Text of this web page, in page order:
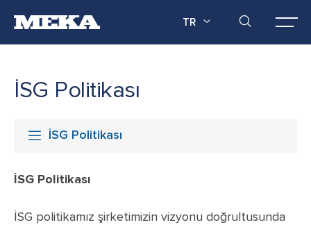
TR
İSG Politikası
İSG Politikası
İSG Politikası
İSG politikamız şirketimizin vizyonu doğrultusunda